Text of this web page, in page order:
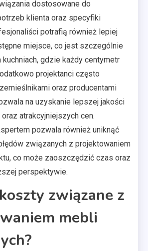
dostosowane do
klienta oraz specyfiki
potrafią również lepiej
miejsce, co jest szczególnie
kuchniach, gdzie każdy centymetr
projektanci często
oraz producentami
na uzyskanie lepszej jakości
atrakcyjniejszych cen.
pozwala również uniknąć
związanych z projektowaniem
co może zaoszczędzić czas oraz
perspektywie.
związane z
mebli